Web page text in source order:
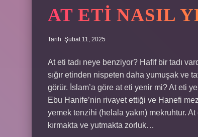
AT ETI NASIL
Tarih: Şubat 11, 2025
At eti tadı neye benziyor? Hafif bir tadı
sığır etinden nispeten daha yumuşak ve
görür. İslam’a göre at eti yenir mi? At eti
Ebu Hanife’nin rivayet ettiği ve Hanefi
yemek tenzihi (helala yakın) mekruhtur.
kırmakta ve yutmakta zorluk…